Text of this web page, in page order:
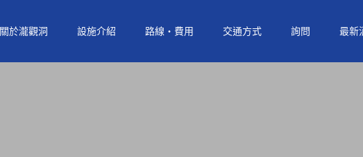
關於瀧觀洞 設施介紹 路線‧費用 交通方式 詢問 最新